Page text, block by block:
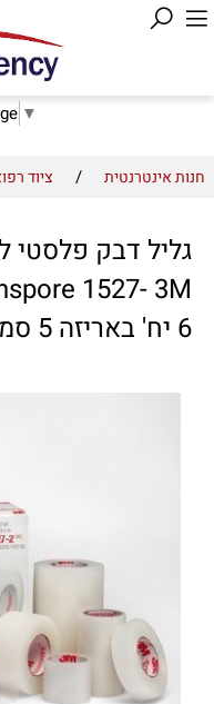
▼
חנות אינטרנטית / ציוד
גליל דבק פלסטי
1527- 3M
6 יח' באריזה 5 סמ